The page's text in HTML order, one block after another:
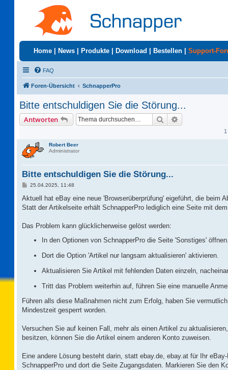
Home News Produkte Download Bestellen Support-
FAQ
Foren-Übersicht SchnapperPro
Bitte entschuldigen Sie die Störung...
Antworten Suche
Robert Beer
Administrator
Bitte entschuldigen Sie die Störung...
B
i
r
25.04.2025, 11:48
Aktuell hat eBay eine neue 'Browserüberprüfung' eigeführt, die beim
Statt der Artikelseite erhält SchnapperPro lediglich eine Seite mit
Das Problem kann glücklicherweise gelöst werden:
In den Optionen von SchnapperPro die Seite 'Sonstiges'
Dort die Option 'Artikel nur langsam aktualisieren' aktivieren.
Aktualisieren Sie Artikel mit fehlenden Daten einzeln,
Tritt das Problem weiterhin auf, führen Sie eine manuelle
Führen alls diese Maßnahmen nicht zum Erfolg, haben Sie
Mindestzeit gesperrt worden.
Versuchen Sie auf keinen Fall, mehr als einen Artikel zu
besitzen, können Sie die Artikel einem anderen Konto zuweisen.
Eine andere Lösung besteht darin, statt ebay.de, ebay.at für Ihr
SchnapperPro und dort die Seite Zugangsdaten. Markieren Sie den